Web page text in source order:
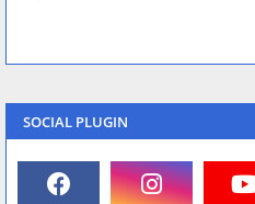
SOCIAL PLUGIN